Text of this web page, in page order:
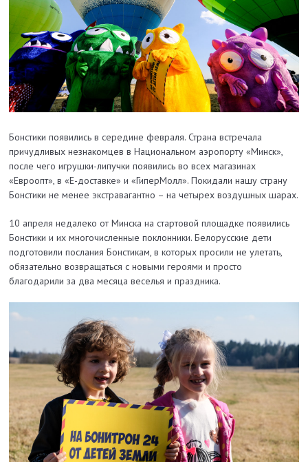
Бонстики появились в середине февраля. Страна встречала
причудливых незнакомцев в Национальном аэропорту «Минск»,
после чего игрушки-липучки появились во всех магазинах
«Евроопт», в «Е-доставке» и «ГиперМолл». Покидали нашу страну
Бонстики не менее экстравагантно – на четырех воздушных шарах.
10 апреля недалеко от Минска на стартовой площадке появились
Бонстики и их многочисленные поклонники. Белорусские дети
подготовили послания Бонстикам, в которых просили не улетать,
обязательно возвращаться с новыми героями и просто
благодарили за два месяца веселья и праздника.